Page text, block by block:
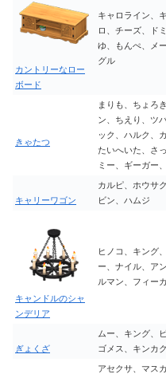
カントリーなロー
ボード
キャロライン、
ロ、チーズ、ド
ゆ、もんぺ、メ
グル
きゃたつ
まりも、ちょろ
ン、ちえり、ツ
ック、ハルク、
たいへいた、さ
ミー、ギーガー
キャリーワゴン
カルピ、ホウサ
ビン、ハムジ
キャンドルのシャ
ンデリア
ヒノコ、キング
ー、ナイル、ア
ルマン、フィー
ぎょくざ
ムー、キング、
ゴメス、キンカ
アセクサ、マス